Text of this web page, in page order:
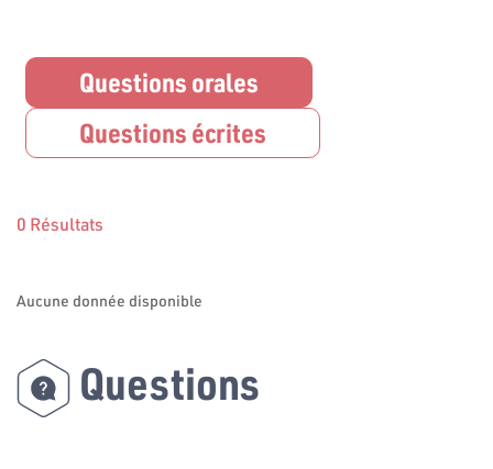
Questions orales
Questions écrites
0 Résultats
Aucune donnée disponible
Questions